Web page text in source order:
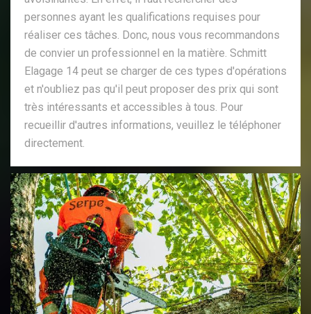
personnes ayant les qualifications requises pour
réaliser ces tâches. Donc, nous vous recommandons
de convier un professionnel en la matière. Schmitt
Elagage 14 peut se charger de ces types d'opérations
et n'oubliez pas qu'il peut proposer des prix qui sont
très intéressants et accessibles à tous. Pour
recueillir d'autres informations, veuillez le téléphoner
directement.